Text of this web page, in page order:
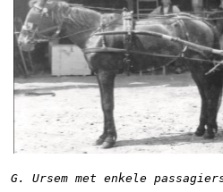
G. Ursem met enkele